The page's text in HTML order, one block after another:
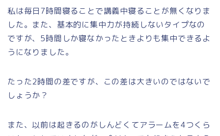
私は毎日7時間寝ることで講義中寝ることが無くなりま
した。また、基本的に集中力が持続しないタイプなの
ですが、5時間しか寝なかったときよりも集中できるよ
うになりました。
たった2時間の差ですが、この差は大きいのではないで
しょうか？
また、以前は起きるのがしんどくてアラームを4つくら